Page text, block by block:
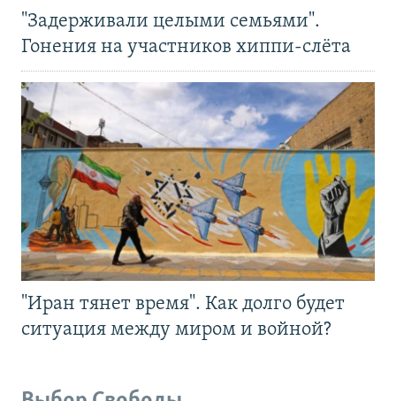
"Задерживали целыми семьями".
Гонения на участников хиппи-слёта
"Иран тянет время". Как долго будет
ситуация между миром и войной?